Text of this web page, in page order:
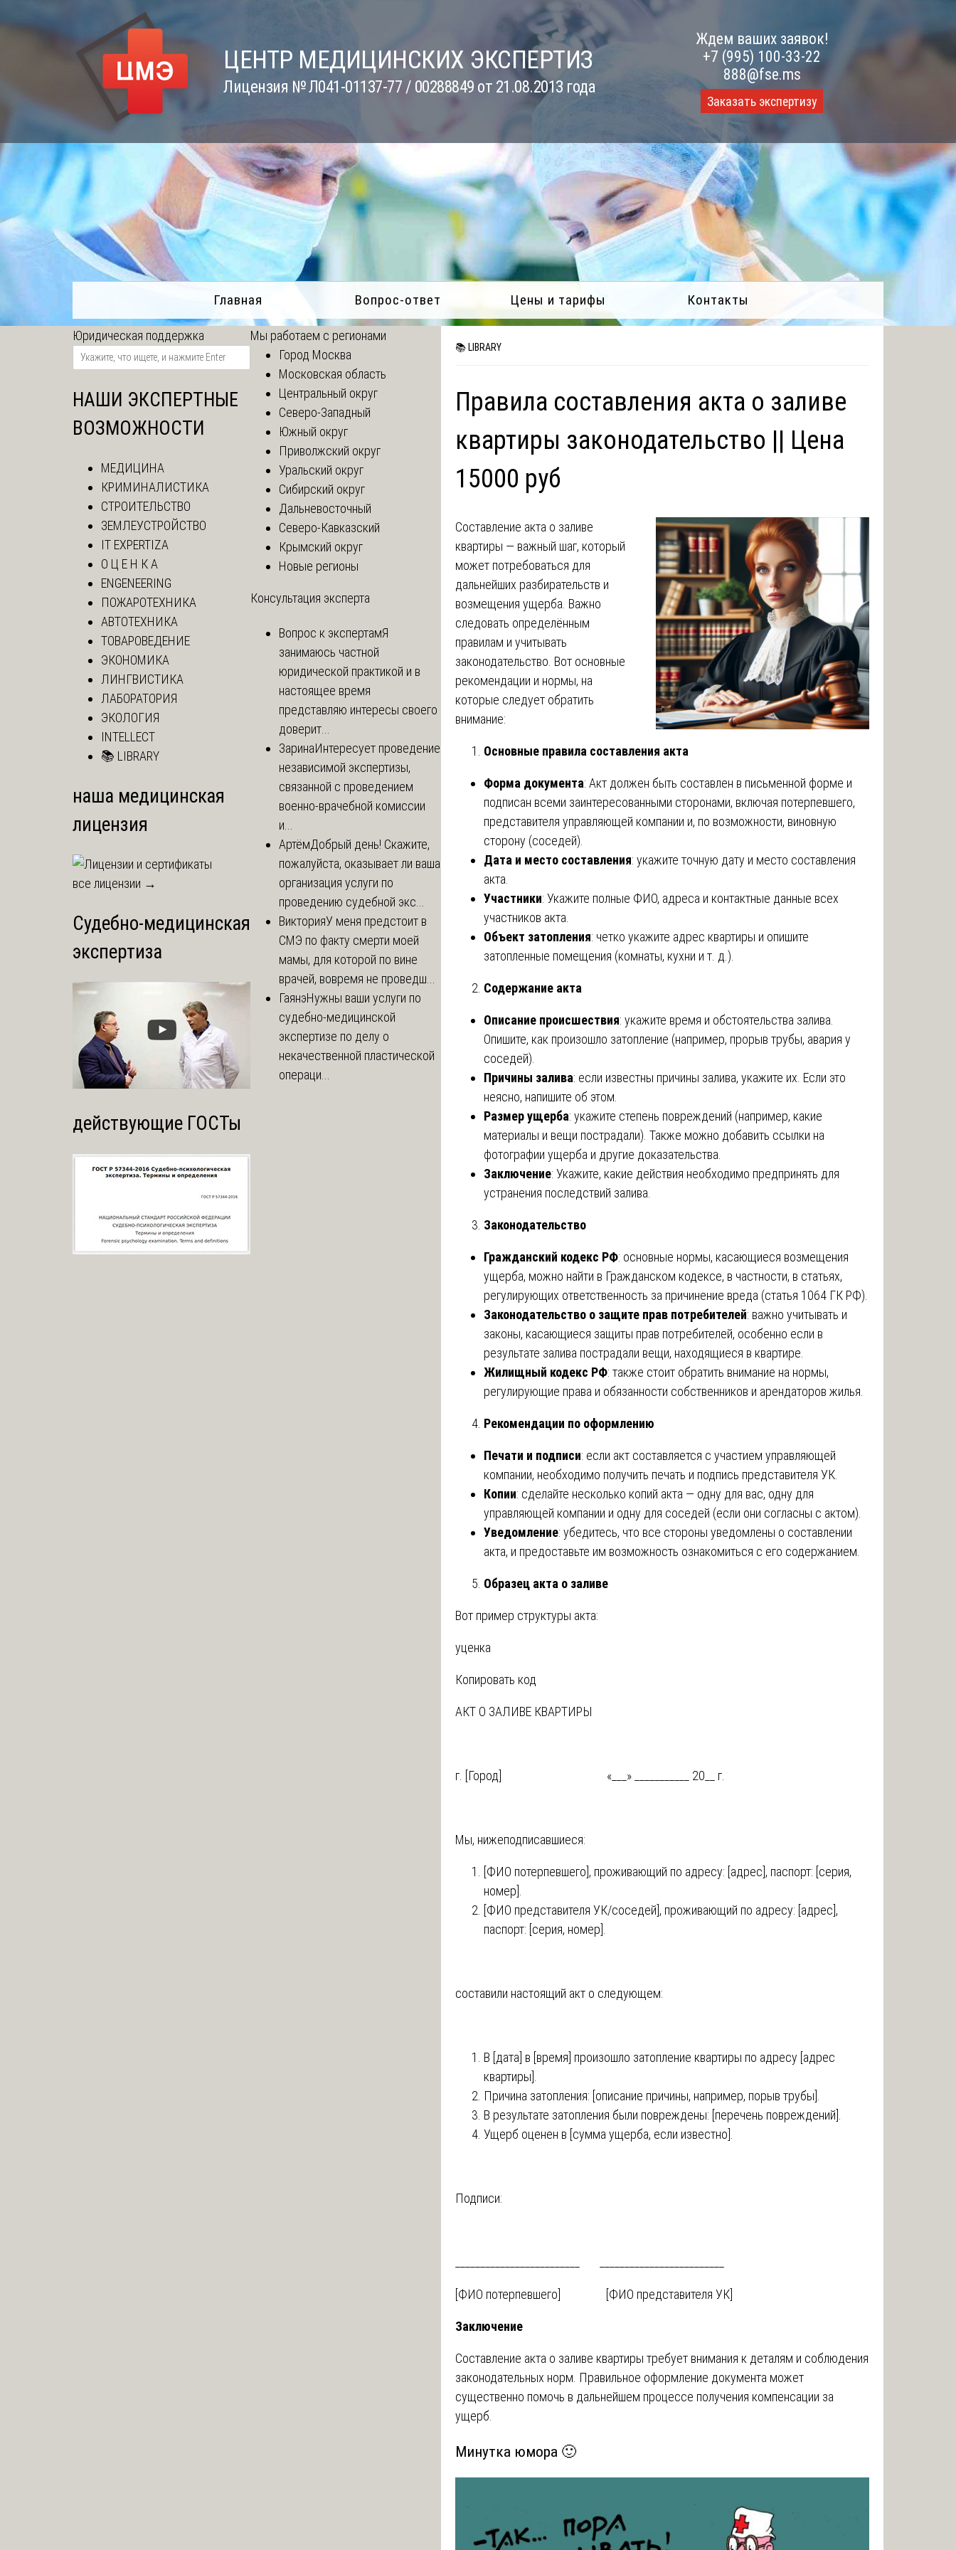
ЦЕНТР МЕДИЦИНСКИХ ЭКСПЕРТИЗ
Лицензия № Л041-01137-77 / 00288849 от 21.08.2013 года
Ждем ваших заявок!
+7 (995) 100-33-22
888@fse.ms
Заказать экспертизу
Главная Вопрос-ответ Цены и тарифы Контакты
📚 LIBRARY
Правила составления акта о заливе
квартиры законодательство || Цена
15000 руб
Составление акта о заливе
квартиры — важный шаг, который
может потребоваться для
дальнейших разбирательств и
возмещения ущерба. Важно
следовать определённым
правилам и учитывать
законодательство. Вот основные
рекомендации и нормы, на
которые следует обратить
внимание:
Основные правила составления акта
Форма документа: Акт должен быть составлен в письменной форме и
подписан всеми заинтересованными сторонами, включая потерпевшего,
представителя управляющей компании и, по возможности, виновную
сторону (соседей).
Дата и место составления: укажите точную дату и место составления
акта.
Участники: Укажите полные ФИО, адреса и контактные данные всех
участников акта.
Объект затопления: четко укажите адрес квартиры и опишите
затопленные помещения (комнаты, кухни и т. д.).
Содержание акта
Описание происшествия: укажите время и обстоятельства залива.
Опишите, как произошло затопление (например, прорыв трубы, авария у
соседей).
Причины залива: если известны причины залива, укажите их. Если это
неясно, напишите об этом.
Размер ущерба: укажите степень повреждений (например, какие
материалы и вещи пострадали). Также можно добавить ссылки на
фотографии ущерба и другие доказательства.
Заключение: Укажите, какие действия необходимо предпринять для
устранения последствий залива.
Законодательство
Гражданский кодекс РФ: основные нормы, касающиеся возмещения
ущерба, можно найти в Гражданском кодексе, в частности, в статьях,
регулирующих ответственность за причинение вреда (статья 1064 ГК РФ).
Законодательство о защите прав потребителей: важно учитывать и
законы, касающиеся защиты прав потребителей, особенно если в
результате залива пострадали вещи, находящиеся в квартире.
Жилищный кодекс РФ: также стоит обратить внимание на нормы,
регулирующие права и обязанности собственников и арендаторов жилья.
Рекомендации по оформлению
Печати и подписи: если акт составляется с участием управляющей
компании, необходимо получить печать и подпись представителя УК.
Копии: сделайте несколько копий акта — одну для вас, одну для
управляющей компании и одну для соседей (если они согласны с актом).
Уведомление: убедитесь, что все стороны уведомлены о составлении
акта, и предоставьте им возможность ознакомиться с его содержанием.
Образец акта о заливе
Вот пример структуры акта:
уценка
Копировать код
АКТ О ЗАЛИВЕ КВАРТИРЫ
г. [Город] «___» ___________ 20__ г.
Мы, нижеподписавшиеся:
[ФИО потерпевшего], проживающий по адресу: [адрес], паспорт: [серия,
номер].
[ФИО представителя УК/соседей], проживающий по адресу: [адрес],
паспорт: [серия, номер].
составили настоящий акт о следующем:
В [дата] в [время] произошло затопление квартиры по адресу [адрес
квартиры].
Причина затопления: [описание причины, например, порыв трубы].
В результате затопления были повреждены: [перечень повреждений].
Ущерб оценен в [сумма ущерба, если известно].
Подписи:
[ФИО потерпевшего] [ФИО представителя УК]
Заключение
Составление акта о заливе квартиры требует внимания к деталям и соблюдения
законодательных норм. Правильное оформление документа может
существенно помочь в дальнейшем процессе получения компенсации за
ущерб.
Минутка юмора 🙂
Юридическая поддержка
НАШИ ЭКСПЕРТНЫЕ
ВОЗМОЖНОСТИ
МЕДИЦИНА
КРИМИНАЛИСТИКА
СТРОИТЕЛЬСТВО
ЗЕМЛЕУСТРОЙСТВО
IT EXPERTIZA
О Ц Е Н К А
ENGENEERING
ПОЖАРОТЕХНИКА
АВТОТЕХНИКА
ТОВАРОВЕДЕНИЕ
ЭКОНОМИКА
ЛИНГВИСТИКА
ЛАБОРАТОРИЯ
ЭКОЛОГИЯ
INTELLECT
📚 LIBRARY
наша медицинская
лицензия
все лицензии →
Судебно-медицинская
экспертиза
действующие ГОСТы
Мы работаем с регионами
Город Москва
Московская область
Центральный округ
Северо-Западный
Южный округ
Приволжский округ
Уральский округ
Сибирский округ
Дальневосточный
Северо-Кавказский
Крымский округ
Новые регионы
Консультация эксперта
Вопрос к экспертамЯ
занимаюсь частной
юридической практикой и в
настоящее время
представляю интересы своего
доверит...
ЗаринаИнтересует проведение
независимой экспертизы,
связанной с проведением
военно-врачебной комиссии
и...
АртёмДобрый день! Скажите,
пожалуйста, оказывает ли ваша
организация услуги по
проведению судебной экс...
ВикторияУ меня предстоит в
СМЭ по факту смерти моей
мамы, для которой по вине
врачей, вовремя не проведш...
ГаянэНужны ваши услуги по
судебно-медицинской
экспертизе по делу о
некачественной пластической
операци...